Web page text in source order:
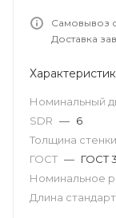
Самовывоз
Доставка
Номинальный
SDR — 6
Толщина
ГОСТ — ГОСТ
Номинальное
Длина